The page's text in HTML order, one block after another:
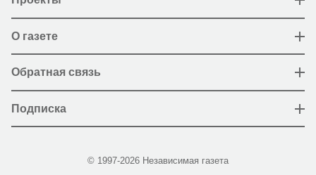
О газете
Обратная связь
Подписка
© 1997-2026 Независимая газета